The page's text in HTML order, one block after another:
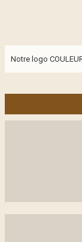
Notre logo